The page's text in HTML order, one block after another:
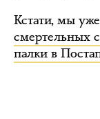
Кстати, мы
смертельных
палки в